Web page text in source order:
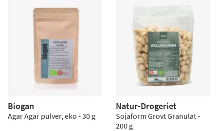
Biogan
Agar Agar pulver, eko - 30 g
Natur-Drogeriet
Sojaform Grovt Granulat -
200 g